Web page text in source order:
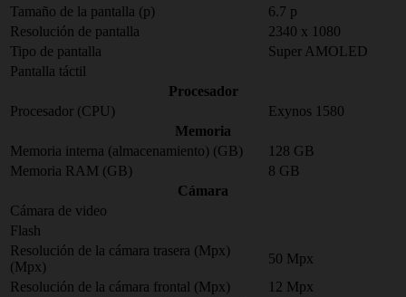
Tamaño de la pantalla (p)
6.7 p
Resolución de pantalla
2340 x 1080
Tipo de pantalla
Super AMOLED
Pantalla táctil
Procesador
Procesador (CPU)
Exynos 1580
Memoria
Memoria interna (almacenamiento) (GB)
128 GB
Memoria RAM (GB)
8 GB
Cámara
Cámara de video
Flash
Resolución de la cámara trasera (Mpx)
(Mpx)
50 Mpx
Resolución de la cámara frontal (Mpx)
12 Mpx